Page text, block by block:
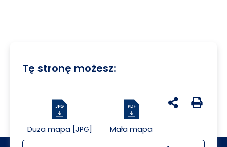
Tę stronę możesz:
Duża mapa [JPG] Mała mapa
udostępnij na
Generuj